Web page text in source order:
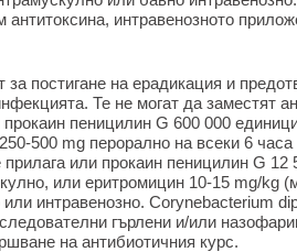
антитоксина, интравенозното
за постигане на ерадикация и
Те не могат да заместят
пеницилин G 600 000
500 mg перорално на всеки 6
или прокаин пеницилин G 12
или еритромицин 10-15 mg/kg
интравенозно. Corynebacterium
гърлени и/или
на антибиотичния курс.